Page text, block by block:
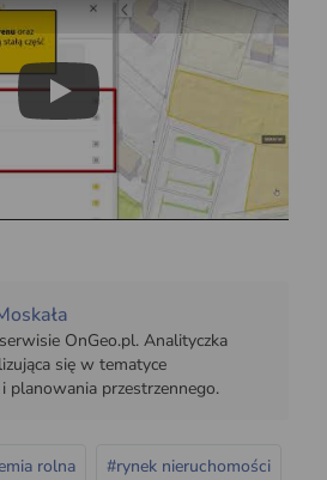
Play
OnGeo.pl. Analityczka
się w tematyce
planowania przestrzennego.
rolna #rynek nieruchomości